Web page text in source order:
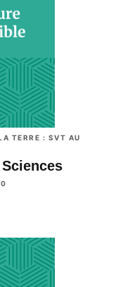
TERRE : SVT AU